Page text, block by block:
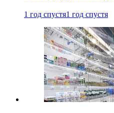
1 год спустя1 год спустя